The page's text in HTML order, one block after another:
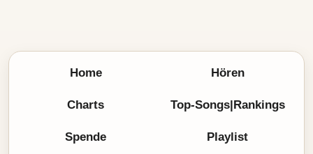
Home Hören
Charts Top-Songs|Rankings
Spende Playlist